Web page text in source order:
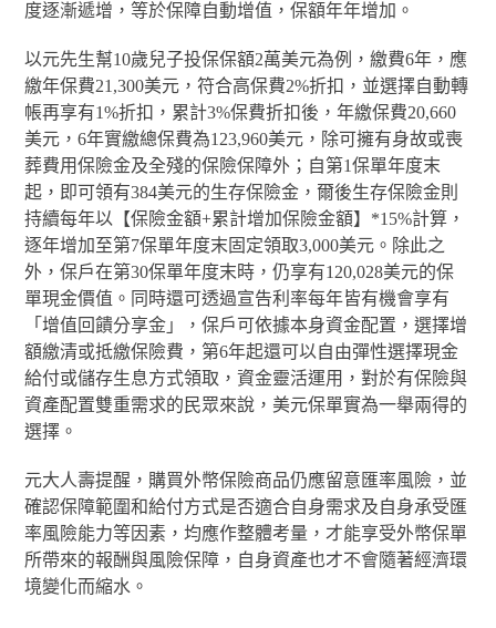
度逐漸遞增，等於保障自動增值，保額年年增加。
以元先生幫10歲兒子投保保額2萬美元為例，繳費6年，應
繳年保費21,300美元，符合高保費2%折扣，並選擇自動轉
帳再享有1%折扣，累計3%保費折扣後，年繳保費20,660
美元，6年實繳總保費為123,960美元，除可擁有身故或喪
葬費用保險金及全殘的保險保障外；自第1保單年度末
起，即可領有384美元的生存保險金，爾後生存保險金則
持續每年以【保險金額+累計增加保險金額】*15%計算，
逐年增加至第7保單年度末固定領取3,000美元。除此之
外，保戶在第30保單年度末時，仍享有120,028美元的保
單現金價值。同時還可透過宣告利率每年皆有機會享有
「增值回饋分享金」，保戶可依據本身資金配置，選擇增
額繳清或抵繳保險費，第6年起還可以自由彈性選擇現金
給付或儲存生息方式領取，資金靈活運用，對於有保險與
資產配置雙重需求的民眾來說，美元保單實為一舉兩得的
選擇。
元大人壽提醒，購買外幣保險商品仍應留意匯率風險，並
確認保障範圍和給付方式是否適合自身需求及自身承受匯
率風險能力等因素，均應作整體考量，才能享受外幣保單
所帶來的報酬與風險保障，自身資產也才不會隨著經濟環
境變化而縮水。